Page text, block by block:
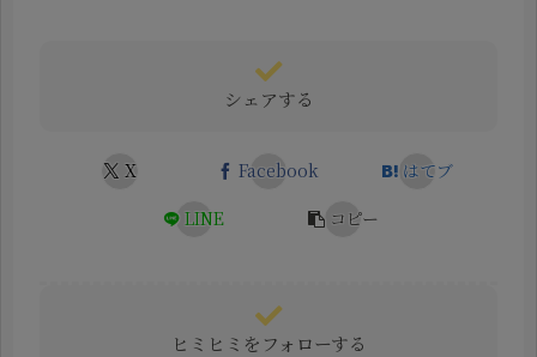
シェアする
X Facebook
はてブ
LINE
コピー
ヒミヒミをフォローする